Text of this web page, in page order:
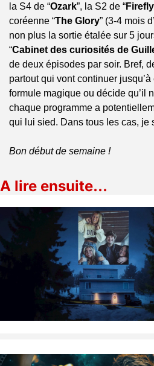
la S4 de “Ozark”, la S2 de “
coréenne “The Glory” (3-4 mois
non plus la sortie étalée sur 5
“Cabinet des curiosités de
de deux épisodes par soir. Bref,
partout qui vont continuer
formule magique ou décide qu’il
chaque programme a
qui lui sied. Dans tous les cas, je
Bon début de semaine !
A lire ensuite…